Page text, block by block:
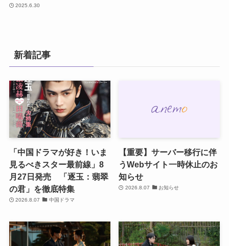
2025.6.30
新着記事
「中国ドラマが好き！いま
見るべきスター最前線」8
月27日発売 「逐玉：翡翠
の君」を徹底特集
2026.8.07 中国ドラマ
【重要】サーバー移行に伴
うWebサイト一時休止のお
知らせ
2026.8.07 お知らせ